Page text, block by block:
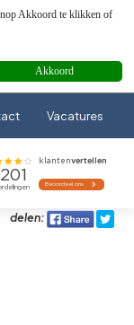
Akkoord te klikken of
Akkoord
Vacatures
delen: